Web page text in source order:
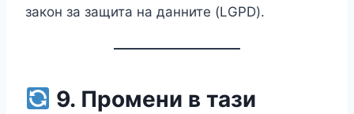
закон за защита на данните (LGPD).
9. Промени в тази